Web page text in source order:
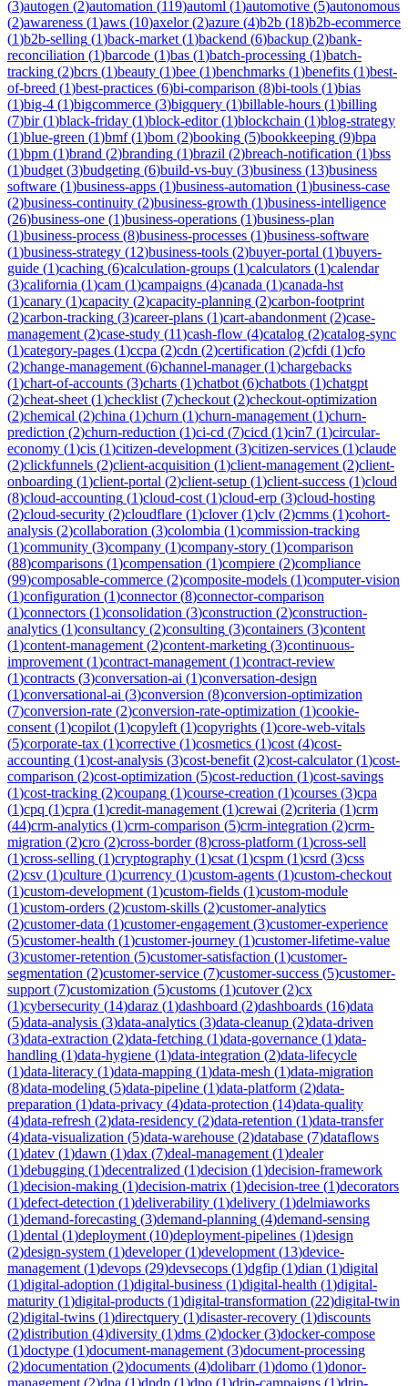
(3)autogen (2)automation (119)automl (1)automotive (5)autonomous
(2)awareness (1)aws (10)axelor(2)azure (4)b2b (18)b2b-ecommerce
(1)b2b-selling (1)back-market (1)backend (6)backup (2)bank-
reconciliation (1)barcode (1)bas (1)batch-processing (1)batch-
tracking (2)bcrs (1)beauty (1)bee (1)benchmarks (1)benefits (1)best-
of-breed (1)best-practices (6)bi-comparison (8)bi-tools (1)bias
(1)big-4 (1)bigcommerce (3)bigquery (1)billable-hours (1)billing
(7)bir(1)black-friday (1)block-editor(1)blockchain (1)blog-strategy
(1)blue-green (1)bmf(1)bom (2)booking (5)bookkeeping (9)bpa
(1)bpm (1)brand (2)branding (1)brazil (2)breach-notification (1)bss
(1)budget (3)budgeting (6)build-vs-buy (3)business (13)business
software (1)business-apps (1)business-automation (1)business-case
(2)business-continuity (2)business-growth (1)business-intelligence
(26)business-one (1)business-operations (1)business-plan
(1)business-process (8)business-processes (1)business-software
(1)business-strategy (12)business-tools (2)buyer-portal (1)buyers-
guide (1)caching (6)calculation-groups (1)calculators (1)calendar
(3)california (1)cam (1)campaigns (4)canada (1)canada-hst
(1)canary (1)capacity (2)capacity-planning (2)carbon-footprint
(2)carbon-tracking (3)career-plans (1)cart-abandonment (2)case-
management (2)case-study (11)cash-flow (4)catalog (2)catalog-sync
(1)category-pages (1)ccpa (2)cdn (2)certification (2)cfdi (1)cfo
(2)change-management (6)channel-manager(1)chargebacks
(1)chart-of-accounts (3)charts (1)chatbot (6)chatbots (1)chatgpt
(2)cheat-sheet (1)checklist (7)checkout (2)checkout-optimization
(2)chemical (2)china (1)churn (1)churn-management (1)churn-
prediction (2)churn-reduction (1)ci-cd (7)cicd (1)cin7 (1)circular-
economy (1)cis (1)citizen-development (3)citizen-services (1)claude
(2)clickfunnels (2)client-acquisition (1)client-management (2)client-
onboarding (1)client-portal (2)client-setup (1)client-success (1)cloud
(8)cloud-accounting (1)cloud-cost (1)cloud-erp (3)cloud-hosting
(2)cloud-security (2)cloudflare (1)clover(1)clv (2)cmms (1)cohort-
analysis (2)collaboration (3)colombia (1)commission-tracking
(1)community (3)company (1)company-story (1)comparison
(88)comparisons (1)compensation (1)compiere (2)compliance
(99)composable-commerce (2)composite-models (1)computer-vision
(1)configuration (1)connector(8)connector-comparison
(1)connectors (1)consolidation (3)construction (2)construction-
analytics (1)consultancy (2)consulting (3)containers (3)content
(1)content-management (2)content-marketing (3)continuous-
improvement (1)contract-management (1)contract-review
(1)contracts (3)conversation-ai (1)conversation-design
(1)conversational-ai (3)conversion (8)conversion-optimization
(7)conversion-rate (2)conversion-rate-optimization (1)cookie-
consent (1)copilot (1)copyleft (1)copyrights (1)core-web-vitals
(5)corporate-tax (1)corrective (1)cosmetics (1)cost (4)cost-
accounting (1)cost-analysis (3)cost-benefit (2)cost-calculator(1)cost-
comparison (2)cost-optimization (5)cost-reduction (1)cost-savings
(1)cost-tracking (2)coupang (1)course-creation (1)courses (3)cpa
(1)cpq (1)cpra (1)credit-management (1)crewai (2)criteria (1)crm
(44)crm-analytics (1)crm-comparison (5)crm-integration (2)crm-
migration (2)cro (2)cross-border(8)cross-platform (1)cross-sell
(1)cross-selling (1)cryptography (1)csat (1)cspm (1)csrd (3)css
(2)csv (1)culture (1)currency (1)custom-agents (1)custom-checkout
(1)custom-development (1)custom-fields (1)custom-module
(1)custom-orders (2)custom-skills (2)customer-analytics
(2)customer-data (1)customer-engagement (3)customer-experience
(5)customer-health (1)customer-journey (1)customer-lifetime-value
(3)customer-retention (5)customer-satisfaction (1)customer-
segmentation (2)customer-service (7)customer-success (5)customer-
support (7)customization (5)customs (1)cutover(2)cx
(1)cybersecurity (14)daraz (1)dashboard (2)dashboards (16)data
(5)data-analysis (3)data-analytics (3)data-cleanup (2)data-driven
(3)data-extraction (2)data-fetching (1)data-governance (1)data-
handling (1)data-hygiene (1)data-integration (2)data-lifecycle
(1)data-literacy (1)data-mapping (1)data-mesh (1)data-migration
(8)data-modeling (5)data-pipeline (1)data-platform (2)data-
preparation (1)data-privacy (4)data-protection (14)data-quality
(4)data-refresh (2)data-residency (2)data-retention (1)data-transfer
(4)data-visualization (5)data-warehouse (2)database (7)dataflows
(1)datev (1)dawn (1)dax (7)deal-management (1)dealer
(1)debugging (1)decentralized (1)decision (1)decision-framework
(1)decision-making (1)decision-matrix (1)decision-tree (1)decorators
(1)defect-detection (1)deliverability (1)delivery (1)delmiaworks
(1)demand-forecasting (3)demand-planning (4)demand-sensing
(1)dental (1)deployment (10)deployment-pipelines (1)design
(2)design-system (1)developer(1)development (13)device-
management (1)devops (29)devsecops (1)dgfip (1)dian (1)digital
(1)digital-adoption (1)digital-business (1)digital-health (1)digital-
maturity (1)digital-products (1)digital-transformation (22)digital-twin
(2)digital-twins (1)directquery (1)disaster-recovery (1)discounts
(2)distribution (4)diversity (1)dms (2)docker(3)docker-compose
(1)doctype (1)document-management (3)document-processing
(2)documentation (2)documents (4)dolibarr(1)domo (1)donor-
management (2)dpa (1)dpdp (1)dpo (1)drip-campaigns (1)drip-